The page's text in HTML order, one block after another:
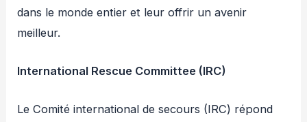
dans le monde entier et leur offrir un avenir
meilleur.
International Rescue Committee (IRC)
Le Comité international de secours (IRC) répond